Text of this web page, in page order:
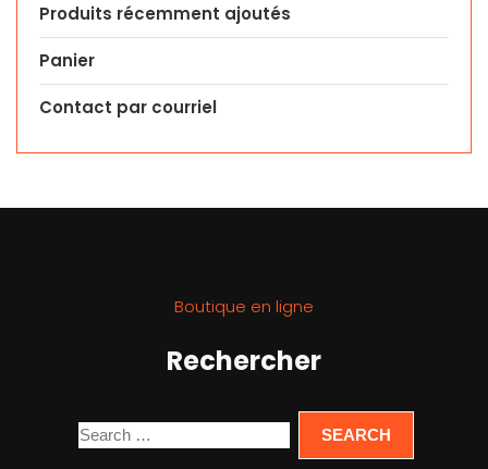
Produits récemment ajoutés
Panier
Contact par courriel
Boutique en ligne
Rechercher